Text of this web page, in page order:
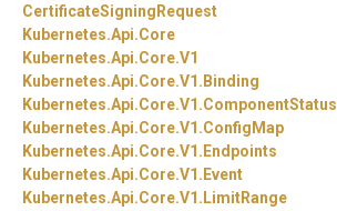
CertificateSigningRequest
Kubernetes.Api.Core
Kubernetes.Api.Core.V1
Kubernetes.Api.Core.V1. Binding
Kubernetes.Api.Core.V1.ComponentStatus
Kubernetes.Api.Core.V1.ConfigMap
Kubernetes.Api.Core.V1. Endpoints
Kubernetes.Api.Core.V1. Event
Kubernetes.Api.Core.V1. LimitRange